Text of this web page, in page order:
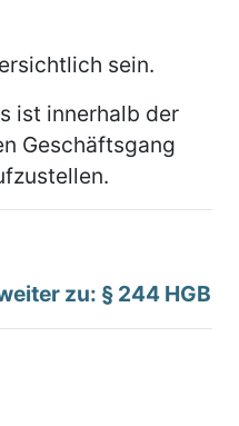
sein.
ist innerhalb der
Geschäftsgang
zu: § 244 HGB